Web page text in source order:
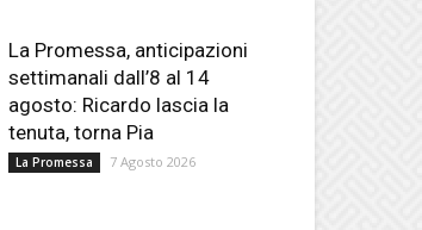
La Promessa, anticipazioni
settimanali dall’8 al 14
agosto: Ricardo lascia la
tenuta, torna Pia
La Promessa 7 Agosto 2026